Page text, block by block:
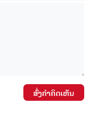
ສົ່ງຄໍາຄິດເຫັນ